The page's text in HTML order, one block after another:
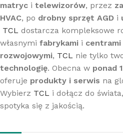
matryc i telewizorów, przez
HVAC, po drobny sprzęt AGD i
TCL dostarcza kompleksowe
własnymi fabrykami i centrami
rozwojowymi, TCL nie tylko
technologię. Obecna w ponad
oferuje produkty i serwis na
Wybierz TCL i dołącz do
spotyka się z jakością.